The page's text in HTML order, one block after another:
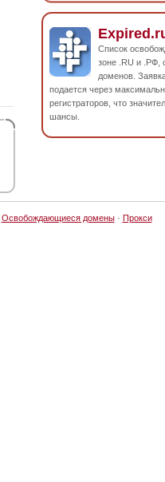
Список
зоне .RU и .РФ,
доменов.
подается через
регистраторов, что
шансы.
Освобождающиеся домены· Прокси